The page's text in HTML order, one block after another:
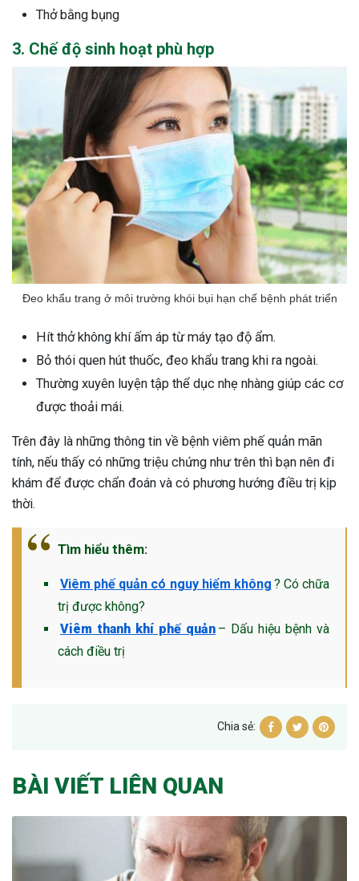
Thở bằng bụng
3. Chế độ sinh hoạt phù hợp
Đeo khẩu trang ở môi trường khói bụi hạn chế bệnh phát triển
Hít thở không khí ấm áp từ máy tạo độ ẩm.
Bỏ thói quen hút thuốc, đeo khẩu trang khi ra ngoài.
Thường xuyên luyện tập thể dục nhẹ nhàng giúp các cơ
được thoải mái.
Trên đây là những thông tin về bệnh viêm phế quản mãn
tính, nếu thấy có những triệu chứng như trên thì bạn nên đi
khám để được chẩn đoán và có phương hướng điều trị kịp
thời.
Tìm hiểu thêm:
Viêm phế quản có nguy hiểm không ? Có chữa
trị được không?
Viêm thanh khí phế quản – Dấu hiệu bệnh và
cách điều trị
Chia sẻ:
BÀI VIẾT LIÊN QUAN